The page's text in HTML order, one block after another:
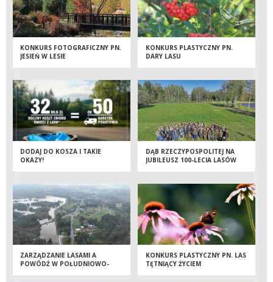
KONKURS FOTOGRAFICZNY PN.
JESIEŃ W LESIE
KONKURS PLASTYCZNY PN.
DARY LASU
DODAJ DO KOSZA I TAKIE
OKAZY!
DĄB RZECZYPOSPOLITEJ NA
JUBILEUSZ 100-LECIA LASÓW
ZARZĄDZANIE LASAMI A
POWÓDŹ W POŁUDNIOWO-
KONKURS PLASTYCZNY PN. LAS
TĘTNIĄCY ŻYCIEM